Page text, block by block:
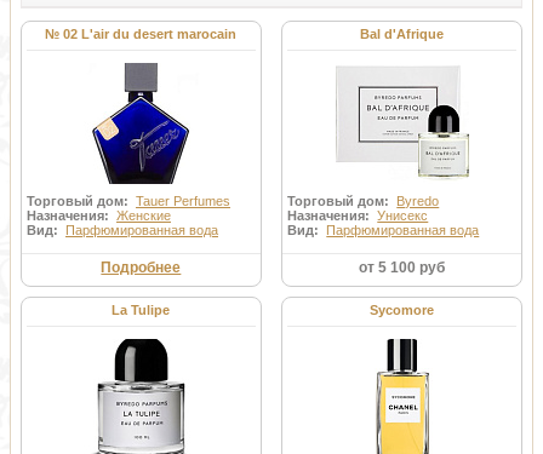
№ 02 L'air du desert marocain
Торговый дом: Tauer Perfumes
Назначения: Женские
Вид: Парфюмированная вода
Подробнее
Bal d'Afrique
Торговый дом: Byredo
Назначения:Унисекс
Вид: Парфюмированная вода
от 5 100 руб
La Tulipe Sycomore